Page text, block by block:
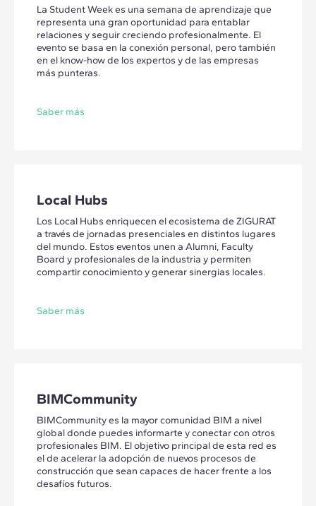
La Student Week es una semana de aprendizaje que
representa una gran oportunidad para entablar
relaciones y seguir creciendo profesionalmente. El
evento se basa en la conexión personal, pero también
en el know-how de los expertos y de las empresas
más punteras.
Saber más
Local Hubs
Los Local Hubs enriquecen el ecosistema de ZIGURAT
a través de jornadas presenciales en distintos lugares
del mundo. Estos eventos unen a Alumni, Faculty
Board y profesionales de la industria y permiten
compartir conocimiento y generar sinergias locales.
Saber más
BIMCommunity
BIMCommunity es la mayor comunidad BIM a nivel
global donde puedes informarte y conectar con otros
profesionales BIM. El objetivo principal de esta red es
el de acelerar la adopción de nuevos procesos de
construcción que sean capaces de hacer frente a los
desafíos futuros.